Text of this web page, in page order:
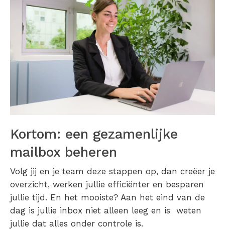
Kortom: een gezamenlijke
mailbox beheren
Volg jij en je team deze stappen op, dan creëer je
overzicht, werken jullie efficiënter en besparen
jullie tijd. En het mooiste? Aan het eind van de
dag is jullie inbox niet alleen leeg en is weten
jullie dat alles onder controle is.